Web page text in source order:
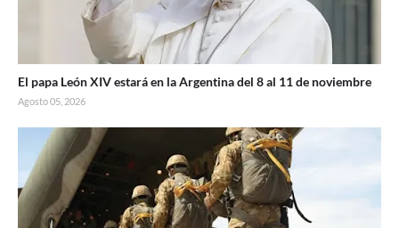
El papa León XIV estará en la Argentina del 8 al 11 de noviembre
Agosto 05, 2026